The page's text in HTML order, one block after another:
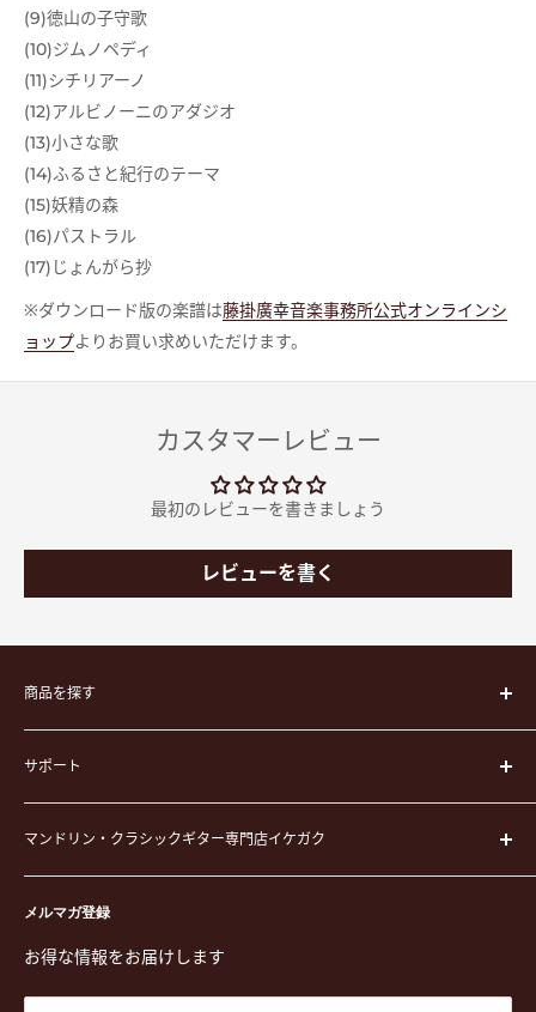
(9)徳山の子守歌
(10)ジムノペディ
(11)シチリアーノ
(12)アルビノーニのアダジオ
(13)小さな歌
(14)ふるさと紀行のテーマ
(15)妖精の森
(16)パストラル
(17)じょんがら抄
※ダウンロード版の楽譜は藤掛廣幸音楽事務所公式オンラインシ
ョップよりお買い求めいただけます。
カスタマーレビュー
最初のレビューを書きましょう
レビューを書く
商品を探す
楽器
楽器ケース
弦
ピック
演奏用品
ステーショナリー&アクセサリー
楽譜
サポート
運営会社
イケガクについて
お買い物ガイド
特定商取引法に基づく表示
プライバシーポリシー
メルマガ登録
お得な情報をお届けします
マンドリン・クラシックギター専門店イケガク
〒171-0021 東京都豊島区西池袋3-23-5 芦沢ビル2F
TEL. 03-5952-1391 / FAX. 03-5952-1392
営業時間 月-水,金,土 11:00-19:00 / 日,祝 11:00-18:00 (木曜定
休)